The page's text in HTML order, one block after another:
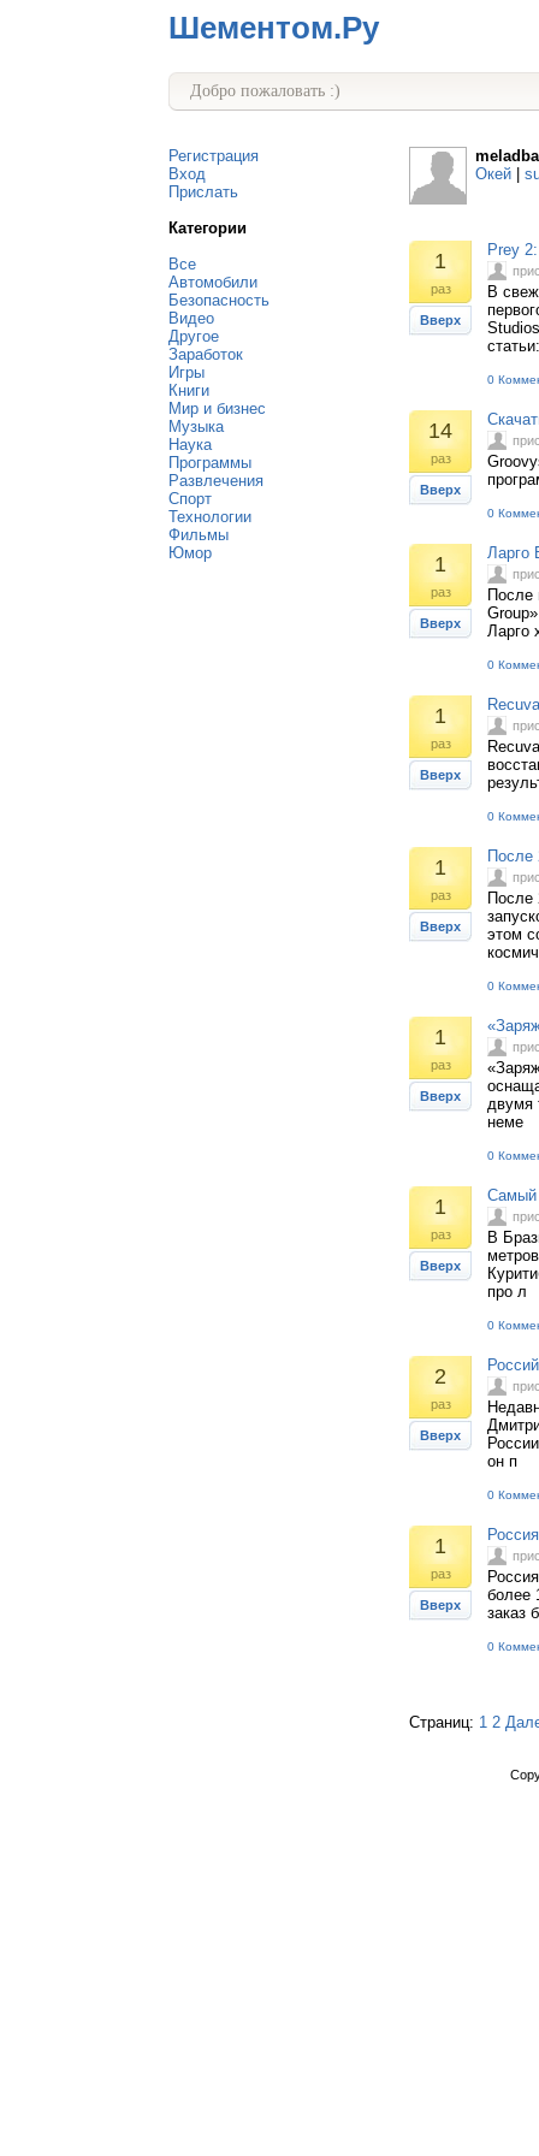
Шементом.Ру
Добро пожаловать :)
Регистрация
Вход
Прислать
Категории
Все
Автомобили
Безопасность
Видео
Другое
Заработок
Игры
Книги
Мир и бизнес
Музыка
Наука
Программы
Развлечения
Спорт
Технологии
Фильмы
Юмор
Окей
1
раз
Вверх
Prey
В
0
14
раз
Вверх
0
1
раз
Вверх
Ларго
После
Ларго
0
1
раз
Вверх
0
1
раз
Вверх
После
После
этом
0
1
раз
Вверх
двумя
неме
0
1
раз
Вверх
Самый
В
про л
0
2
раз
Вверх
он п
0
1
раз
Вверх
более
заказ
0
Страниц: 1 2